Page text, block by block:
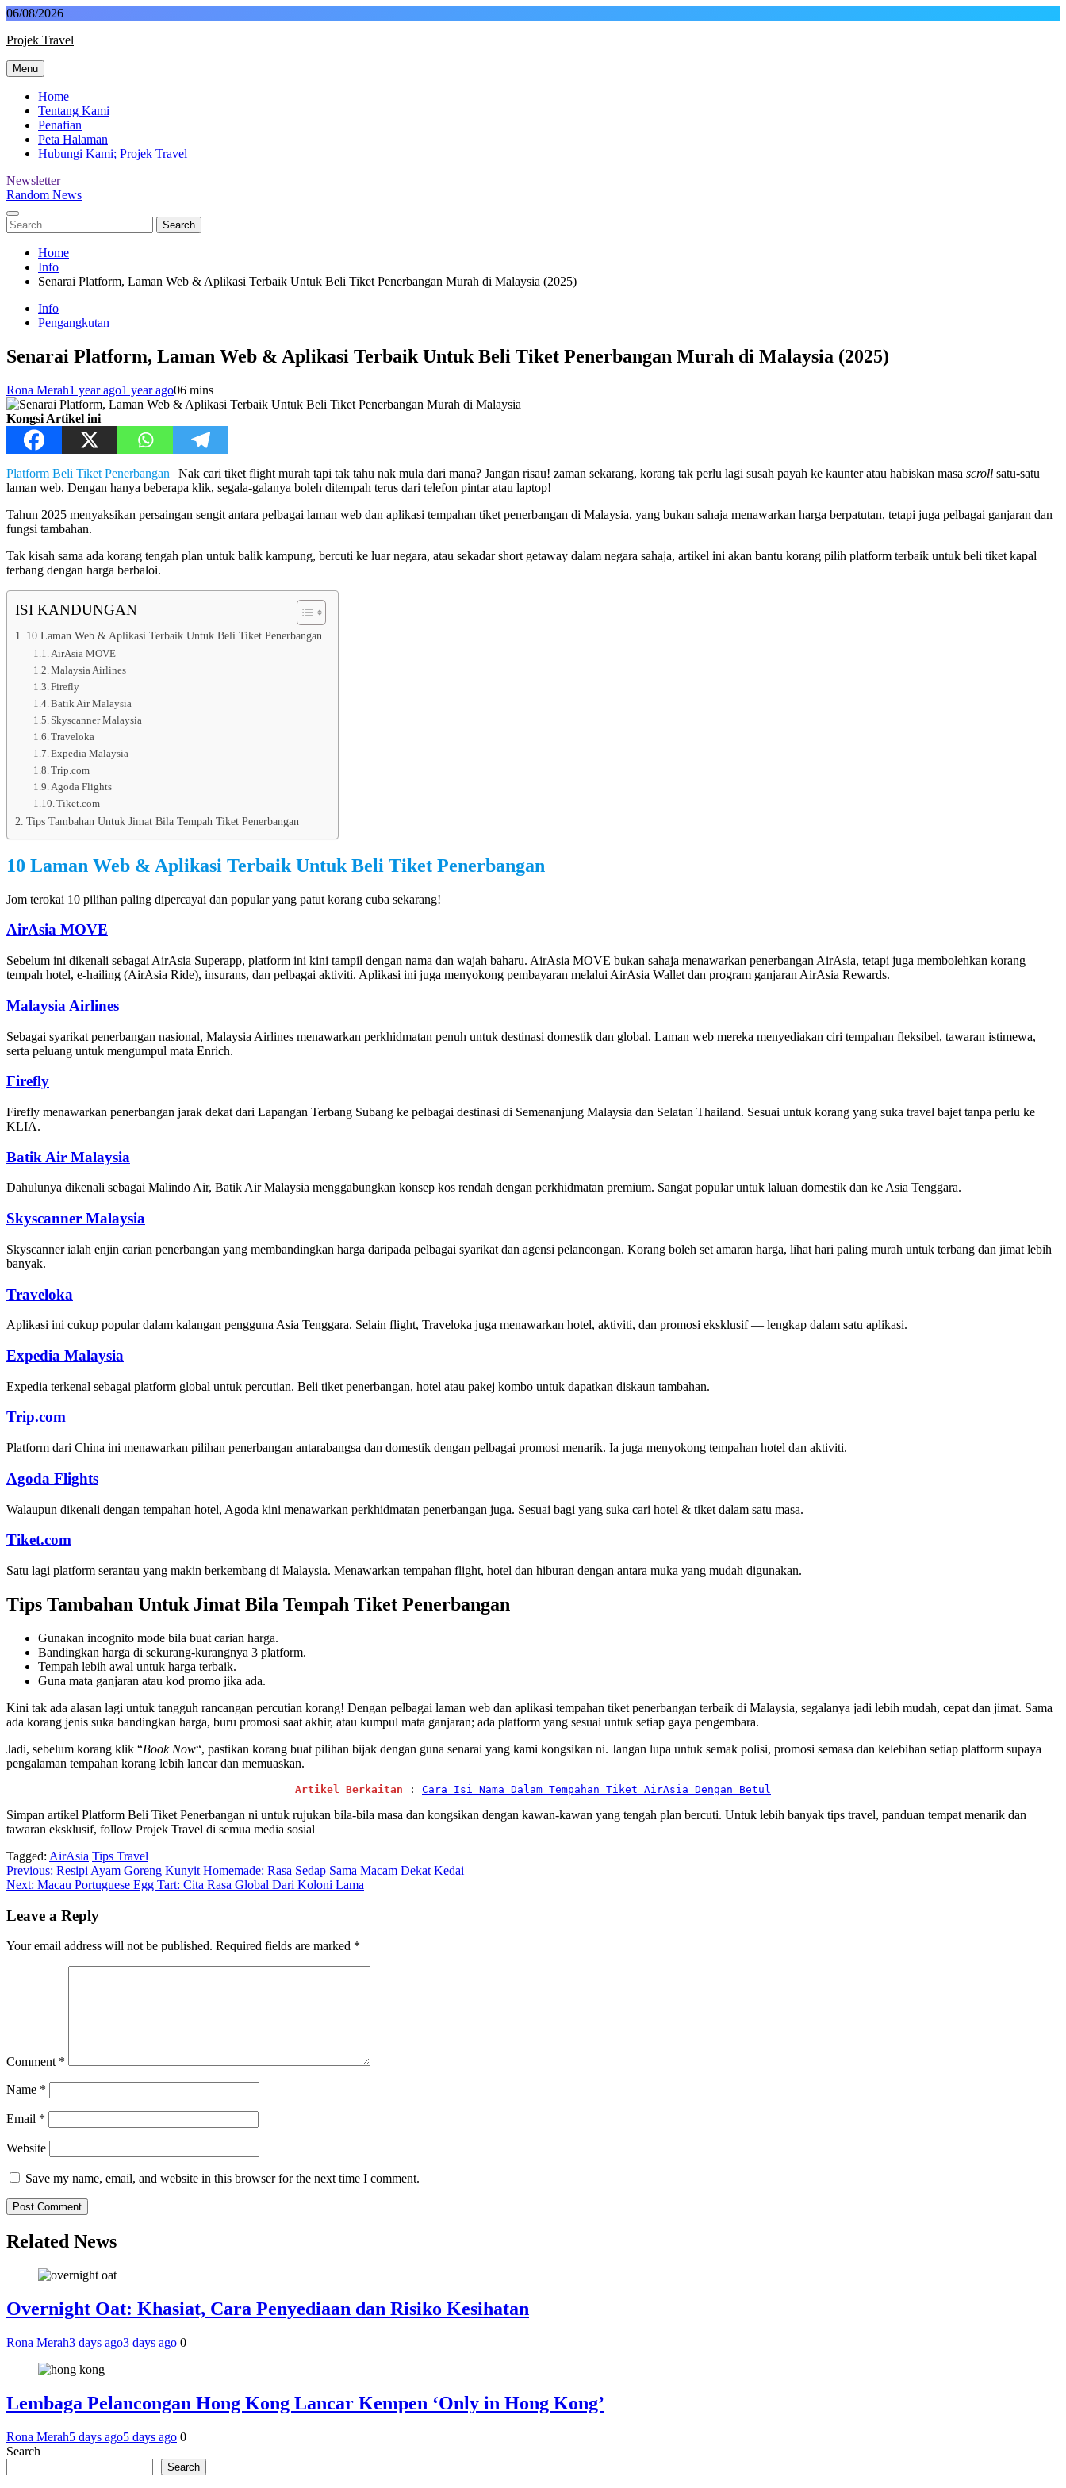
Skip
content
06/08/2026
Projek Travel
Malaysia Travel Portal
Menu
Home
Tentang Kami
Penafian
Peta Halaman
Hubungi Kami; Projek Travel
Newsletter
Random News
Search
for:
Home
Info
Senarai Platform, Laman Web & Aplikasi Terbaik Untuk Beli Tiket Penerbangan Murah di Malaysia (2025)
Info
Pengangkutan
Senarai Platform, Laman Web & Aplikasi Terbaik Untuk Beli Tiket Penerbangan Murah di Malaysia (2025)
Rona Merah1 year ago1 year ago06 mins
Kongsi Artikel ini
Platform Beli Tiket Penerbangan | Nak cari tiket flight murah tapi tak tahu nak mula dari mana? Jangan risau! zaman sekarang, korang tak perlu lagi susah payah ke kaunter atau habiskan masa scroll satu-satu
laman web. Dengan hanya beberapa klik, segala-galanya boleh ditempah terus dari telefon pintar atau laptop!
Tahun 2025 menyaksikan persaingan sengit antara pelbagai laman web dan aplikasi tempahan tiket penerbangan di Malaysia, yang bukan sahaja menawarkan harga berpatutan, tetapi juga pelbagai ganjaran dan
fungsi tambahan.
Tak kisah sama ada korang tengah plan untuk balik kampung, bercuti ke luar negara, atau sekadar short getaway dalam negara sahaja, artikel ini akan bantu korang pilih platform terbaik untuk beli tiket kapal
terbang dengan harga berbaloi.
ISI KANDUNGAN
10 Laman Web & Aplikasi Terbaik Untuk Beli Tiket Penerbangan
AirAsia MOVE
Malaysia Airlines
Firefly
Batik Air Malaysia
Skyscanner Malaysia
Traveloka
Expedia Malaysia
Trip.com
Agoda Flights
Tiket.com
Tips Tambahan Untuk Jimat Bila Tempah Tiket Penerbangan
10 Laman Web & Aplikasi Terbaik Untuk Beli Tiket Penerbangan
Jom terokai 10 pilihan paling dipercayai dan popular yang patut korang cuba sekarang!
AirAsia MOVE
Sebelum ini dikenali sebagai AirAsia Superapp, platform ini kini tampil dengan nama dan wajah baharu. AirAsia MOVE bukan sahaja menawarkan penerbangan AirAsia, tetapi juga membolehkan korang
tempah hotel, e-hailing (AirAsia Ride), insurans, dan pelbagai aktiviti. Aplikasi ini juga menyokong pembayaran melalui AirAsia Wallet dan program ganjaran AirAsia Rewards.
Malaysia Airlines
Sebagai syarikat penerbangan nasional, Malaysia Airlines menawarkan perkhidmatan penuh untuk destinasi domestik dan global. Laman web mereka menyediakan ciri tempahan fleksibel, tawaran istimewa,
serta peluang untuk mengumpul mata Enrich.
Firefly
Firefly menawarkan penerbangan jarak dekat dari Lapangan Terbang Subang ke pelbagai destinasi di Semenanjung Malaysia dan Selatan Thailand. Sesuai untuk korang yang suka travel bajet tanpa perlu ke
KLIA.
Batik Air Malaysia
Dahulunya dikenali sebagai Malindo Air, Batik Air Malaysia menggabungkan konsep kos rendah dengan perkhidmatan premium. Sangat popular untuk laluan domestik dan ke Asia Tenggara.
Skyscanner Malaysia
Skyscanner ialah enjin carian penerbangan yang membandingkan harga daripada pelbagai syarikat dan agensi pelancongan. Korang boleh set amaran harga, lihat hari paling murah untuk terbang dan jimat lebih
banyak.
Traveloka
Aplikasi ini cukup popular dalam kalangan pengguna Asia Tenggara. Selain flight, Traveloka juga menawarkan hotel, aktiviti, dan promosi eksklusif — lengkap dalam satu aplikasi.
Expedia Malaysia
Expedia terkenal sebagai platform global untuk percutian. Beli tiket penerbangan, hotel atau pakej kombo untuk dapatkan diskaun tambahan.
Trip.com
Platform dari China ini menawarkan pilihan penerbangan antarabangsa dan domestik dengan pelbagai promosi menarik. Ia juga menyokong tempahan hotel dan aktiviti.
Agoda Flights
Walaupun dikenali dengan tempahan hotel, Agoda kini menawarkan perkhidmatan penerbangan juga. Sesuai bagi yang suka cari hotel & tiket dalam satu masa.
Tiket.com
Satu lagi platform serantau yang makin berkembang di Malaysia. Menawarkan tempahan flight, hotel dan hiburan dengan antara muka yang mudah digunakan.
Tips Tambahan Untuk Jimat Bila Tempah Tiket Penerbangan
Gunakan incognito mode bila buat carian harga.
Bandingkan harga di sekurang-kurangnya 3 platform.
Tempah lebih awal untuk harga terbaik.
Guna mata ganjaran atau kod promo jika ada.
Kini tak ada alasan lagi untuk tangguh rancangan percutian korang! Dengan pelbagai laman web dan aplikasi tempahan tiket penerbangan terbaik di Malaysia, segalanya jadi lebih mudah, cepat dan jimat. Sama
ada korang jenis suka bandingkan harga, buru promosi saat akhir, atau kumpul mata ganjaran; ada platform yang sesuai untuk setiap gaya pengembara.
Jadi, sebelum korang klik “Book Now“, pastikan korang buat pilihan bijak dengan guna senarai yang kami kongsikan ni. Jangan lupa untuk semak polisi, promosi semasa dan kelebihan setiap platform supaya
pengalaman tempahan korang lebih lancar dan memuaskan.
Artikel Berkaitan : Cara Isi Nama Dalam Tempahan Tiket AirAsia Dengan Betul
Simpan artikel Platform Beli Tiket Penerbangan ni untuk rujukan bila-bila masa dan kongsikan dengan kawan-kawan yang tengah plan bercuti. Untuk lebih banyak tips travel, panduan tempat menarik dan
tawaran eksklusif, follow Projek Travel di semua media sosial
Tagged: AirAsia Tips Travel
Post
navigation
Previous: Resipi Ayam Goreng Kunyit Homemade: Rasa Sedap Sama Macam Dekat Kedai
Next: Macau Portuguese Egg Tart: Cita Rasa Global Dari Koloni Lama
Leave a Reply
Your email address will not be published. Required fields are marked *
Comment *
Name *
Email *
Website
Save my name, email, and website in this browser for the next time I comment.
Related News
Overnight Oat: Khasiat, Cara Penyediaan dan Risiko Kesihatan
Rona Merah3 days ago3 days ago 0
Lembaga Pelancongan Hong Kong Lancar Kempen ‘Only in Hong Kong’
Rona Merah5 days ago5 days ago 0
Search
Search